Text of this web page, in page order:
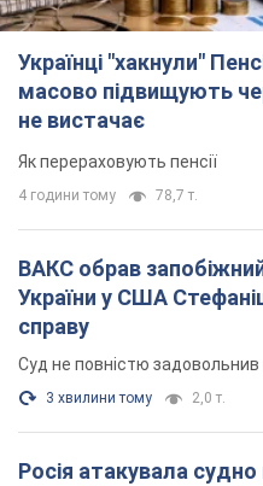
Українці "хакнули"
масово підвищують
не вистачає
Як перераховують пенсії
4 години тому 78,7 т.
ВАКС обрав запобіжний захід експосолці
України у США Стефанішиній: що відомо про
справу
Суд не повністю
3 хвилини тому 2,0 т.
Росія атакувала судно